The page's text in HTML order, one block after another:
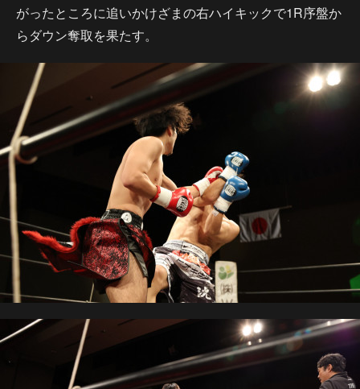
がったところに追いかけざまの右ハイキックで1R序盤か
らダウン奪取を果たす。